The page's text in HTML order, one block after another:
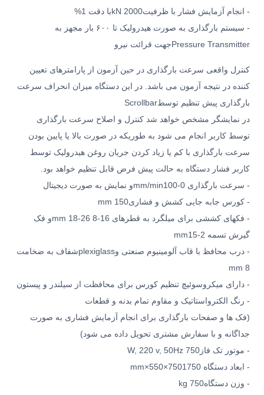
- انجام آزمایش فشار با ظرفیتkN 2000با دقت 1
%
- سیستم بارگذاری به صورت هیدرولیک تا ۶۰۰ بار مجهز به
Pressure Transmitterجهت قرائت نیرو
کنترل واقعی سرعت بارگذاری در حین آزمون از پارامترهای تعیین
کننده در نتیجه آزمون می باشد. در این دستگاه میزان انحراف سرعت
بارگذاری پیش تنظیم توسطScrollbar
در نمایشگر مشخص خواهد شد کنترل و اصلاح سرعت بارگذاری
توسط کاربر انجام می شود به طوریکه در صورت بالا یا پایین بودن
سرعت بارگذاری با کم یا زیاد کردن جریان روغن هیدرولیک توسط
کاربر فشار دستگاه به حالت پیش فرض قابل تنظیم خواهد بود
- سرعت بارگذاری 0-100
mm/minو نمایش به صورت دیجیتال
- کورس جابه جایی کشش و فشاریmm 150
- فکهای کششی برای میلگرد به قطرهای mm 18-26 8-16و فک
گیرش تسمه 2-15
mm
- درب محافظ با قاب آلومینیوم صنعتی وplexiglassشفاف به ضخامت
mm 8
- دارای میکروسوئیچ تنظیم کورس برای محافظت از سیلندر و پیستون
- رنگ الکترواستاتیک و مقاوم تمام بدنه و قطعات
(فک ها و صفحات بارگذاری برای انجام آزمایش فشاری به صورت
جداگانه و با سفارش مشتری تحویل داده می شود)
- موتور تک فاز W, 220 v, 50Hz 750
- ابعاد دستگاه 1750
mm×550×750
- وزن دستگاهkg 750